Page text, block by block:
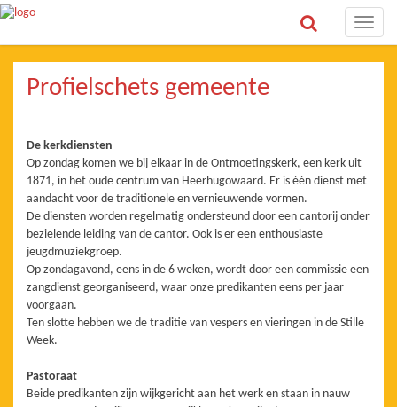
Toggle
Profielschets gemeente
De kerkdiensten
Op zondag komen we bij elkaar in de Ontmoetingskerk, een kerk uit
1871, in het oude centrum van Heerhugowaard. Er is één dienst met
aandacht voor de traditionele en vernieuwende vormen.
De diensten worden regelmatig ondersteund door een cantorij onder
bezielende leiding van de cantor. Ook is er een enthousiaste
jeugdmuziekgroep.
Op zondagavond, eens in de 6 weken, wordt door een commissie een
zangdienst georganiseerd, waar onze predikanten eens per jaar
voorgaan.
Ten slotte hebben we de traditie van vespers en vieringen in de Stille
Week.
Pastoraat
Beide predikanten zijn wijkgericht aan het werk en staan in nauw